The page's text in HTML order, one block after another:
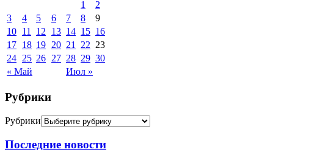
« Май Июл »
1
2
3
4 5 6 7 8
9
10 11 12 13 14 15 16
17 18 19 20 21 22 23
24 25 26 27 28 29 30
Рубрики
Рубрики
Последние новости